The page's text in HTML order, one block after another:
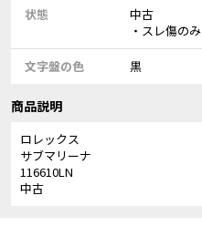
状態
中古
・スレ傷のみ
文字盤の色 黒
商品説明
ロレックス
サブマリーナ
116610LN
中古